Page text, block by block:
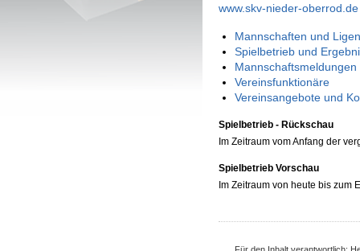
www.skv-nieder-oberrod.de
Mannschaften und
Spielbetrieb und
Vereinsfunktionäre
Vereinsangebote und
Spielbetrieb - Rückschau
Im Zeitraum vom Anfang der
Spielbetrieb Vorschau
Im Zeitraum von heute bis zum